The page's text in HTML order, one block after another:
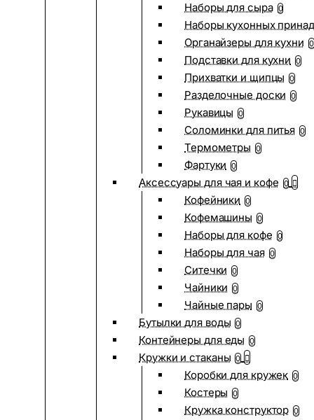
Наборы для сыра 0
Наборы кухонных
Органайзеры для кухни 0
Подставки для кухни 0
Прихватки и щипцы 0
Разделочные доски 0
Рукавицы 0
Соломинки для питья 0
Термометры 0
Фартуки 0
Аксессуары для чая и кофе 0
Кофейники 0
Кофемашины 0
Наборы для кофе 0
Наборы для чая 0
Ситечки 0
Чайники 0
Чайные пары 0
Бутылки для воды 0
Контейнеры для еды 0
Кружки и стаканы 0
Коробки для кружек 0
Костеры 0
Кружка конструктор 0